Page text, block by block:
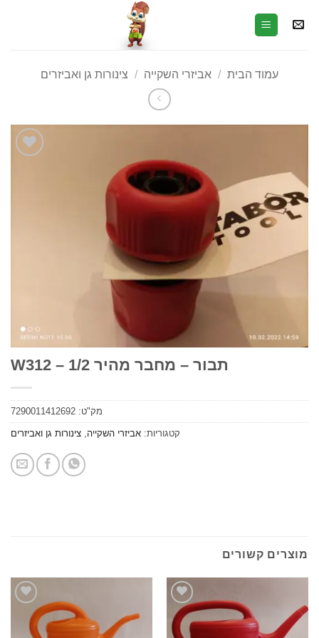
עמוד הבית / אביזרי השקייה / צינורות גן ואביזרים
תבור – מחבר מהיר 1/2 – W312
7290011412692
קטגוריות:אביזרי השקייה, צינורות גן ואביזרים
קשורים
הוסף
לרשימת
המשאלות
הוסף
לרשימת
המשאלות